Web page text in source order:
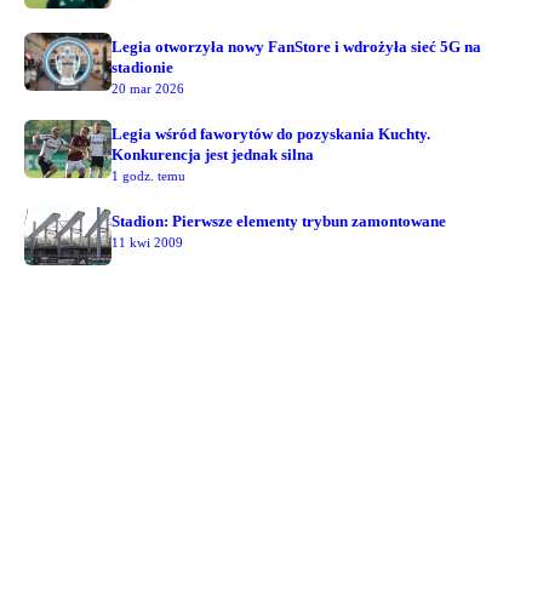
Legia otworzyła nowy FanStore i wdrożyła sieć 5G na
stadionie
20 mar 2026
Legia wśród faworytów do pozyskania Kuchty.
Konkurencja jest jednak silna
1 godz. temu
Stadion: Pierwsze elementy trybun zamontowane
11 kwi 2009